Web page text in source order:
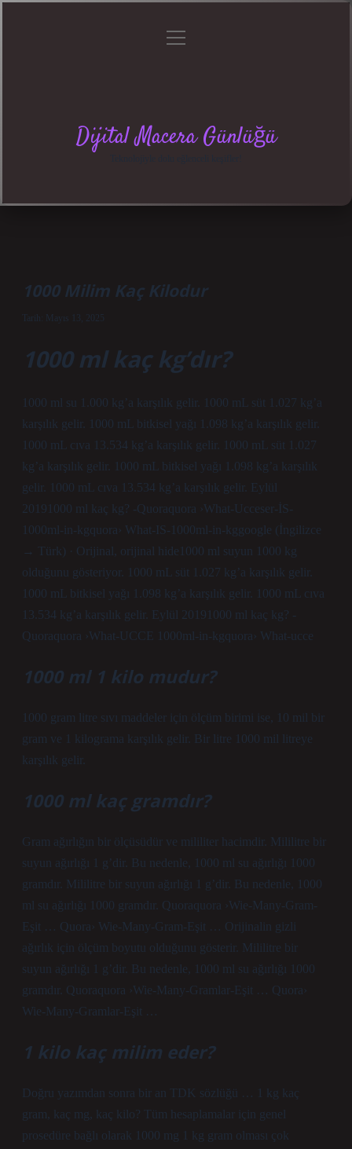
menüyü
Dijital Macera Günlüğü
1000 Milim Kaç Kilodur
Tarih: Mayıs 13, 2025
1000 ml kaç kg’dır?
1000 ml su 1.000 kg’a karşılık gelir. 1000 mL süt 1.027 kg’a
karşılık gelir. 1000 mL bitkisel yağı 1.098 kg’a karşılık gelir.
1000 mL cıva 13.534 kg’a karşılık gelir. 1000 mL süt 1.027
kg’a karşılık gelir. 1000 mL bitkisel yağı 1.098 kg’a karşılık
gelir. 1000 mL cıva 13.534 kg’a karşılık gelir. Eylül
20191000 ml kaç kg? -Quoraquora ›What-Ucceser-İS-
1000ml-in-kgquora› What-IS-1000ml-in-kggoogle (İngilizce
→ Türk) · Orijinal, orijinal hide1000 ml suyun 1000 kg
olduğunu gösteriyor. 1000 mL süt 1.027 kg’a karşılık gelir.
1000 mL bitkisel yağı 1.098 kg’a karşılık gelir. 1000 mL cıva
13.534 kg’a karşılık gelir. Eylül 20191000 ml kaç kg? -
Quoraquora ›What-UCCE 1000ml-in-kgquora› What-ucce
1000 ml 1 kilo mudur?
1000 gram litre sıvı maddeler için ölçüm birimi ise, 10 mil bir
gram ve 1 kilograma karşılık gelir. Bir litre 1000 mil litreye
karşılık gelir.
1000 ml kaç gramdır?
Gram ağırlığın bir ölçüsüdür ve mililiter hacimdir. Mililitre bir
suyun ağırlığı 1 g’dir. Bu nedenle, 1000 ml su ağırlığı 1000
gramdır. Mililitre bir suyun ağırlığı 1 g’dir. Bu nedenle, 1000
ml su ağırlığı 1000 gramdır. Quoraquora ›Wie-Many-Gram-
Eşit … Quora› Wie-Many-Gram-Eşit … Orijinalin gizli
ağırlık için ölçüm boyutu olduğunu gösterir. Mililitre bir
suyun ağırlığı 1 g’dir. Bu nedenle, 1000 ml su ağırlığı 1000
gramdır. Quoraquora ›Wie-Many-Gramlar-Eşit … Quora›
Wie-Many-Gramlar-Eşit …
1 kilo kaç milim eder?
Doğru yazımdan sonra bir an TDK sözlüğü … 1 kg kaç
gram, kaç mg, kaç kilo? Tüm hesaplamalar için genel
prosedüre bağlı olarak 1000 mg 1 kg gram olması çok